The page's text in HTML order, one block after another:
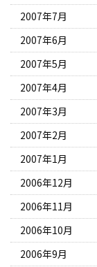
2007年7月
2007年6月
2007年5月
2007年4月
2007年3月
2007年2月
2007年1月
2006年12月
2006年11月
2006年10月
2006年9月